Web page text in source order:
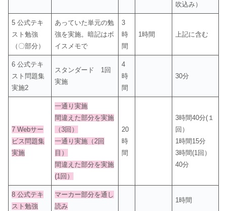
吹込み）
5 公式テキ
スト勉強
（〇部分）
あっていた単元の勉
強を実施。暗記はボ
イスメモで
3
時
間
1時間 上記に含む
6 公式テキ
スト問題集
実施2
スタンダード 1回
実施
4
時
間
30分
7 Webサー
ビス問題集
実施
一通り実施
間違えた部分を実施
（3回）
一通り実施（2回
目）
間違えた部分を実施
(1回）
20
時
間
3時間40分(１
回）
1時間15分
3時間(1回）
40分
8 公式テキ
スト勉強
マーカー部分を通し
読み
1時間